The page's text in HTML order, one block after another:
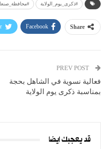
#ذكرى_يوم_الولاية
Share
Facebook
فعالية نسوية في الشاهل بحجة
بمناسبة ذكرى يوم الولاية
قد يعجبك ايضا